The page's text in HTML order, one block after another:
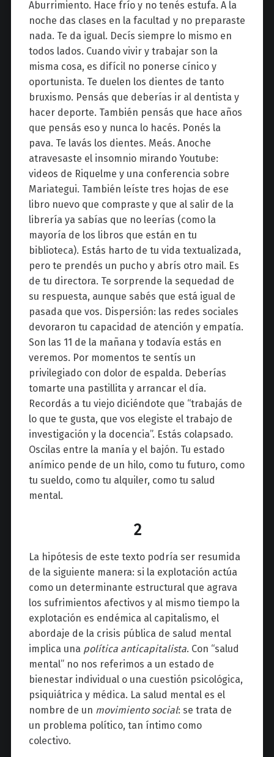
Aburrimiento. Hace frío y no tenés estufa. A la
noche das clases en la facultad y no preparaste
nada. Te da igual. Decís siempre lo mismo en
todos lados. Cuando vivir y trabajar son la
misma cosa, es difícil no ponerse cínico y
oportunista. Te duelen los dientes de tanto
bruxismo. Pensás que deberías ir al dentista y
hacer deporte. También pensás que hace años
que pensás eso y nunca lo hacés. Ponés la
pava. Te lavás los dientes. Meás. Anoche
atravesaste el insomnio mirando Youtube:
videos de Riquelme y una conferencia sobre
Mariategui. También leíste tres hojas de ese
libro nuevo que compraste y que al salir de la
librería ya sabías que no leerías (como la
mayoría de los libros que están en tu
biblioteca). Estás harto de tu vida textualizada,
pero te prendés un pucho y abrís otro mail. Es
de tu directora. Te sorprende la sequedad de
su respuesta, aunque sabés que está igual de
pasada que vos. Dispersión: las redes sociales
devoraron tu capacidad de atención y empatía.
Son las 11 de la mañana y todavía estás en
veremos. Por momentos te sentís un
privilegiado con dolor de espalda. Deberías
tomarte una pastillita y arrancar el día.
Recordás a tu viejo diciéndote que “trabajás de
lo que te gusta, que vos elegiste el trabajo de
investigación y la docencia”. Estás colapsado.
Oscilas entre la manía y el bajón. Tu estado
anímico pende de un hilo, como tu futuro, como
tu sueldo, como tu alquiler, como tu salud
mental.
2
La hipótesis de este texto podría ser resumida
de la siguiente manera: si la explotación actúa
como un determinante estructural que agrava
los sufrimientos afectivos y al mismo tiempo la
explotación es endémica al capitalismo, el
abordaje de la crisis pública de salud mental
implica una política anticapitalista. Con “salud
mental” no nos referimos a un estado de
bienestar individual o una cuestión psicológica,
psiquiátrica y médica. La salud mental es el
nombre de un movimiento social: se trata de
un problema político, tan íntimo como
colectivo.